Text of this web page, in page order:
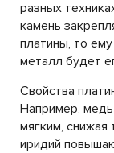
разных
камень
платины, то
металл будет
Свойства
Например,
мягким, снижая
иридий